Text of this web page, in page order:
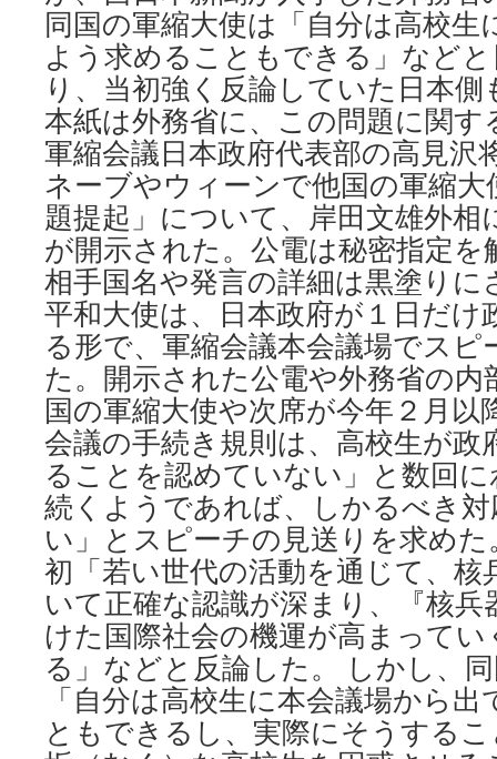
同国の軍縮大使は「自分は高校生
よう求めることもできる」など
り、当初強く反論していた日本
本紙は外務省に、この問題に関す
軍縮会議日本政府代表部の高見沢
ネーブやウィーンで他国の軍縮
題提起」について、岸田文雄外
が開示された。公電は秘密指定
相手国名や発言の詳細は黒塗りに
平和大使は、日本政府が１日だけ
る形で、軍縮会議本会議場でス
た。開示された公電や外務省の
国の軍縮大使や次席が今年２月以
会議の手続き規則は、高校生が政
ることを認めていない」と数回
続くようであれば、しかるべき
い」とスピーチの見送りを求め
初「若い世代の活動を通じて、核
いて正確な認識が深まり、『核
けた国際社会の機運が高まって
る」などと反論した。 しかし、
「自分は高校生に本会議場から
ともできるし、実際にそうする